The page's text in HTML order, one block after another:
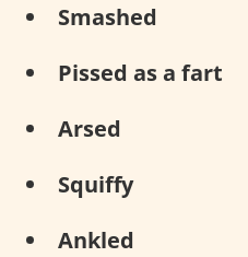
Smashed
Pissed as a fart
Arsed
Squiffy
Ankled